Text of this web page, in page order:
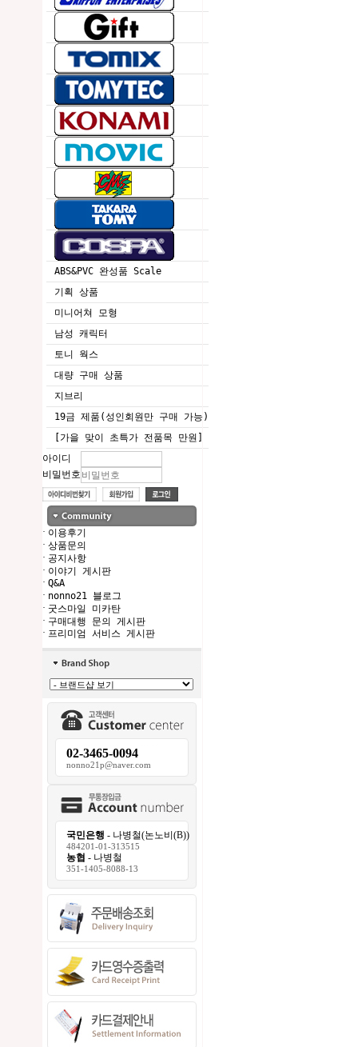
ABS&PVC 완성품 Scale
기획 상품
미니어쳐 모형
남성 캐릭터
토니 웍스
대량 구매 상품
지브리
19금 제품(성인회원만 구매 가능)
[가을 맞이 초특가 전품목 만원]
아이디
비밀번호
· 이용후기
· 상품문의
· 공지사항
· 이야기 게시판
· Q&A
· nonno21 블로그
· 굿스마일 미카탄
· 구매대행 문의 게시판
· 프리미엄 서비스 게시판
02-3465-0094
nonno21p@naver.com
국민은행 - 나병철(논노비(B))
484201-01-313515
농협 - 나병철
351-1405-8088-13